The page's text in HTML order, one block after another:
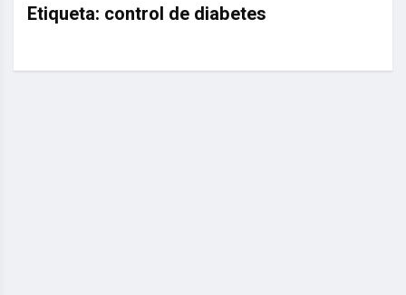
Etiqueta: control de diabetes